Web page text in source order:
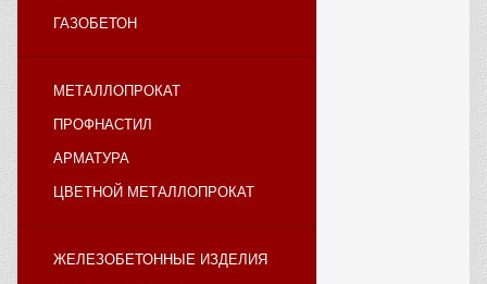
ГАЗОБЕТОН
МЕТАЛЛОПРОКАТ
ПРОФНАСТИЛ
АРМАТУРА
ЦВЕТНОЙ МЕТАЛЛОПРОКАТ
ЖЕЛЕЗОБЕТОННЫЕ ИЗДЕЛИЯ